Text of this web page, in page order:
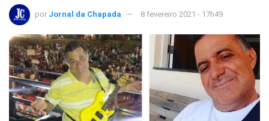
por Jornal da Chapada 8 fevereiro 2021 - 17h49